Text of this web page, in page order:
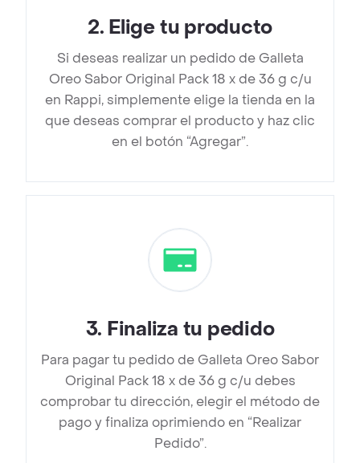
2. Elige tu producto
Si deseas realizar un pedido de Galleta
Oreo Sabor Original Pack 18 x de 36 g c/u
en Rappi, simplemente elige la tienda en la
que deseas comprar el producto y haz clic
en el botón “Agregar”.
3. Finaliza tu pedido
Para pagar tu pedido de Galleta Oreo Sabor
Original Pack 18 x de 36 g c/u debes
comprobar tu dirección, elegir el método de
pago y finaliza oprimiendo en “Realizar
Pedido”.